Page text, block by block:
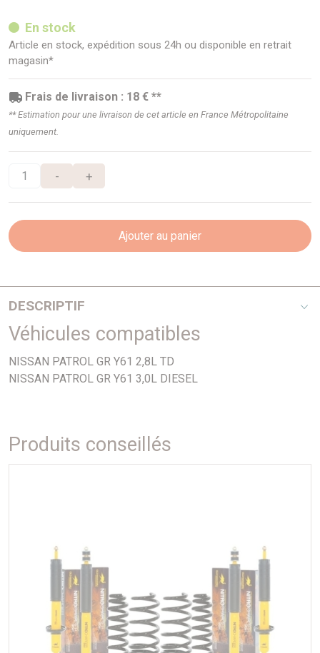
En stock
Article en stock, expédition sous 24h ou disponible en retrait
magasin*
Frais de livraison : 18 € **
** Estimation pour une livraison de cet article en France Métropolitaine
uniquement.
- +
Ajouter au panier
DESCRIPTIF
Ce kit de rabaissement permet de réduire les vibrations et
grondements de transmission en réduisant les angles de
fonctionnement en sortie de boite suite à rehausse du
véhicule
Véhicules compatibles
NISSAN PATROL GR Y61 2,8L TD
NISSAN PATROL GR Y61 3,0L DIESEL
Produits conseillés